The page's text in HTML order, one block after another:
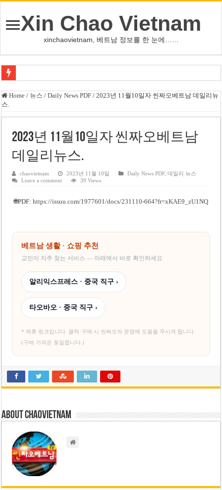
Xin Chao Vietnam
xinchaovietnam, 베트남 정보를 한 눈에……
하노이-하이퐁 고속도로 차량 투석 용의자 신원 확인
베트남 증시 업그레이드, 수십억 달러 유입 전망…수혜주는
하노이 쌍둥이 타워 99층 부지 현장…세계 최고층 빌딩 추진
하노이 부동산 시장, 아파트 선호도 급부상…토지·단독주택 주춤
베트남주식 SST, 2025년 현금 배당 80% 결정…과거 최대 350% 지급 이력
호주 젯스타, 내년부터 기내 수납칸 이용 유료화
호찌민시, 약 6,500㎡ 토지 용도변경 승인…리조트 개발 추진
Home / 뉴스 / Daily News PDF / 2023년 11월10일자 씬짜오베트남 데일리뉴
스.
2023년 11월10일자 씬짜오베트남
데일리뉴스.
chaovietnam 2023년 11월 10일 Daily News PDF,데일리 뉴스
Leave a comment
39 Views
🌐PDF: https://issuu.com/1977601/docs/231110-664?fr=xKAE9_zU1NQ
베트남 생활 · 쇼핑 추천
교민이 자주 찾는 서비스 — 아래에서 바로 확인하세요
알리익스프레스 · 중국 직구 ›
타오바오 · 중국 직구 ›
* 제휴 링크입니다. 클릭·구매 시 씬짜오의 운영에 도움을 주시게 됩니다.
(구매 가격은 동일합니다.)
About chaovietnam